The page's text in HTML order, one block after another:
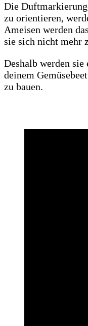
Die
zu orientieren,
Ameisen werden
sie sich nicht mehr
Deshalb werden
deinem
zu bauen.